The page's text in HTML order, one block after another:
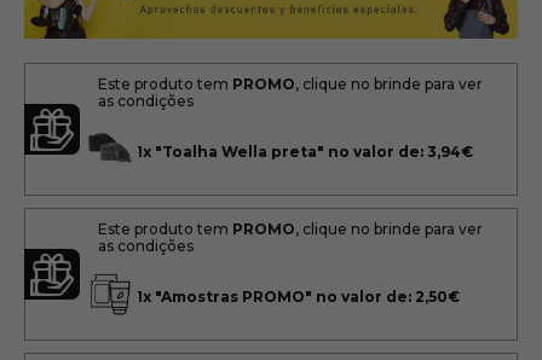
Este produto tem PROMO, clique no brinde para ver
as condições
1x "Toalha Wella preta" no valor de: 3,94€
Este produto tem PROMO, clique no brinde para ver
as condições
1x "Amostras PROMO" no valor de: 2,50€